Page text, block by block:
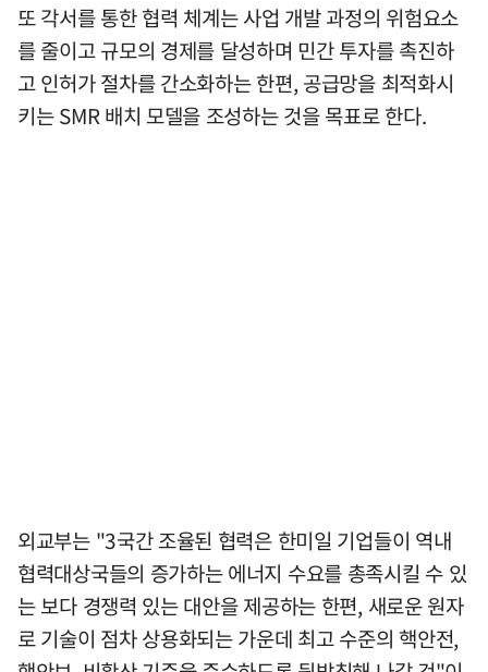
또 각서를 통한 협력 체계는 사업 개발 과정의 위험요소
를 줄이고 규모의 경제를 달성하며 민간 투자를 촉진하
고 인허가 절차를 간소화하는 한편, 공급망을 최적화시
키는 SMR 배치 모델을 조성하는 것을 목표로 한다.
외교부는 "3국간 조율된 협력은 한미일 기업들이 역내
협력대상국들의 증가하는 에너지 수요를 총족시킬 수 있
는 보다 경쟁력 있는 대안을 제공하는 한편, 새로운 원자
로 기술이 점차 상용화되는 가운데 최고 수준의 핵안전,